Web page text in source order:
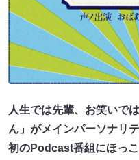
人生では先輩、お笑いで
ん」がメインパーソナリ
初のPodcast番組にほっ